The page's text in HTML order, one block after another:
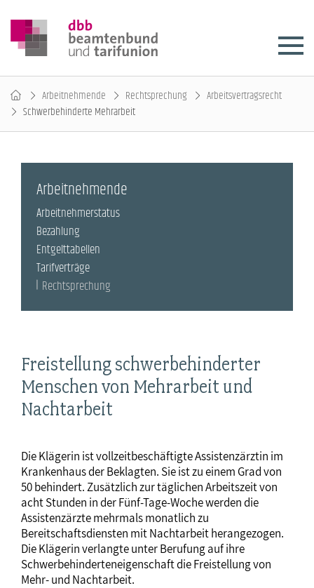
Arbeitnehmende Rechtsprechung
Arbeitsvertragsrecht
Schwerbehinderte Mehrarbeit
Freistellung schwerbehinderter
Menschen von Mehrarbeit und
Nachtarbeit
Die Klägerin ist vollzeitbeschäftigte Assistenzärztin im
Krankenhaus der Beklagten. Sie ist zu einem Grad von
50 behindert. Zusätzlich zur täglichen Arbeitszeit von
acht Stunden in der Fünf-Tage-Woche werden die
Assistenzärzte mehrmals monatlich zu
Bereitschaftsdiensten mit Nachtarbeit herangezogen.
Die Klägerin verlangte unter Berufung auf ihre
Schwerbehinderteneigenschaft die Freistellung von
Mehr- und Nachtarbeit.
Arbeitnehmende
Arbeitnehmerstatus
Bezahlung
Entgelttabellen
Tarifverträge
Rechtsprechung